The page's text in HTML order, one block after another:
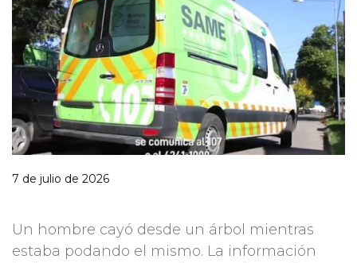
7 de julio de 2026
Un hombre cayó desde un árbol mientras
estaba podando el mismo. La información